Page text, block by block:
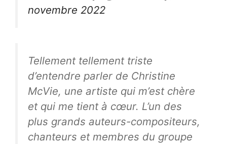
novembre 2022
Tellement tellement triste
d’entendre parler de Christine
McVie, une artiste qui m’est chère
et qui me tient à cœur. L’un des
plus grands auteurs-compositeurs,
chanteurs et membres du groupe